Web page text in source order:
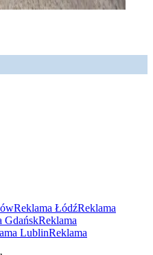
Reklama ŁódźReklama
GdańskReklama
LublinReklama